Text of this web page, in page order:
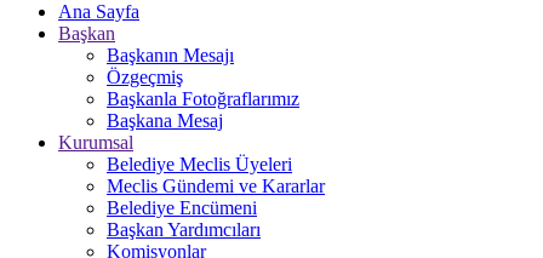
Ana Sayfa
Başkan
Başkanın Mesajı
Özgeçmiş
Başkanla Fotoğraflarımız
Başkana Mesaj
Kurumsal
Belediye Meclis Üyeleri
Meclis Gündemi ve Kararlar
Belediye Encümeni
Başkan Yardımcıları
Komisyonlar